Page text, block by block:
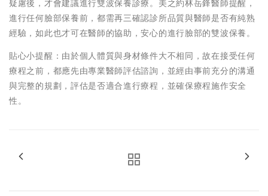
疑慮後，才會建議進行雙波保養診療。美之約林岳鋒醫師提醒，
進行任何臉部保養前，都需再三確認診所品質與醫師是否有純熟
經驗，如此也才可在醫師的協助，安心的進行臉部的雙波保養。
貼心小提醒：由於個人體質與身材條件大不相同，故在接受任何
療程之前，都應先由專業醫師評估諮詢，並經由事前充分的溝通
與完整的規劃，評估是否適合進行療程，並確保療程施作安全
性。